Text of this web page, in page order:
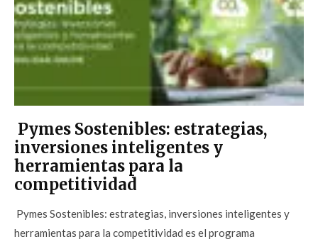
Pymes Sostenibles: estrategias,
inversiones inteligentes y
herramientas para la
competitividad
Pymes Sostenibles: estrategias, inversiones inteligentes y
herramientas para la competitividad es el programa